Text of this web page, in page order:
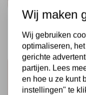
Schrijf je in voor
Ontvang als
Wij maken
Wij gebruiken
optimaliseren,
gerichte
partijen. Lees
en hoe u ze kunt
instellingen" te